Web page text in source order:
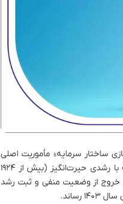
ساختار سرمایه» مأموریت اصلی
مدیریت فعلی است. ارقام نیز این روایت را تأیید می‌کنند. سرمایه نظارتی بانک طی دو سال گذشته با رشدی حیرت‌انگیز (بیش از ۱۹۲۴
است. نتیجه این جهش، خروج از وضعیت منفی و ثبت رشد